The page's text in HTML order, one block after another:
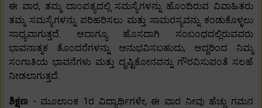
ಈ ವಾರ, ತಮ್ಮ ದಾಂಪತ್ಯದಲ್ಲಿ ಸಮಸ್ಯೆಗಳನ್ನು ಹೊಂದಿರುವ ವಿವಾಹಿತರು
ತಮ್ಮ ಸಮಸ್ಯೆಗಳನ್ನು ಪರಿಹರಿಸಲು ಮತ್ತು ಸಾಮರಸ್ಯವನ್ನು ಕಂಡುಕೊಳ್ಳಲು
ಸಾಧ್ಯವಾಗುತ್ತದೆ. ಆದಾಗ್ಯೂ ಹೊಸದಾಗಿ ಸಂಬಂಧದಲ್ಲಿರುವವರು
ಭಾವನಾತ್ಮಕ ತೊಂದರೆಗಳನ್ನು ಅನುಭವಿಸಬಹುದು, ಆದ್ದರಿಂದ ನಿಮ್ಮ
ಸಂಗಾತಿಯ ಭಾವನೆಗಳು ಮತ್ತು ದೃಷ್ಟಿಕೋನವನ್ನು ಗೌರವಿಸುವಂತೆ ಸಲಹೆ
ನೀಡಲಾಗುತ್ತದೆ.
ಶಿಕ್ಷಣ - ಮೂಲಾಂಕ 1ರ ವಿದ್ಯಾರ್ಥಿಗಳೇ, ಈ ವಾರ ನೀವು ಹೆಚ್ಚು ಗಮನ